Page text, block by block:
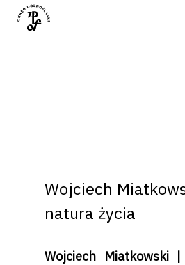
Wojciech
natura życia
Wojciech Miatkowski